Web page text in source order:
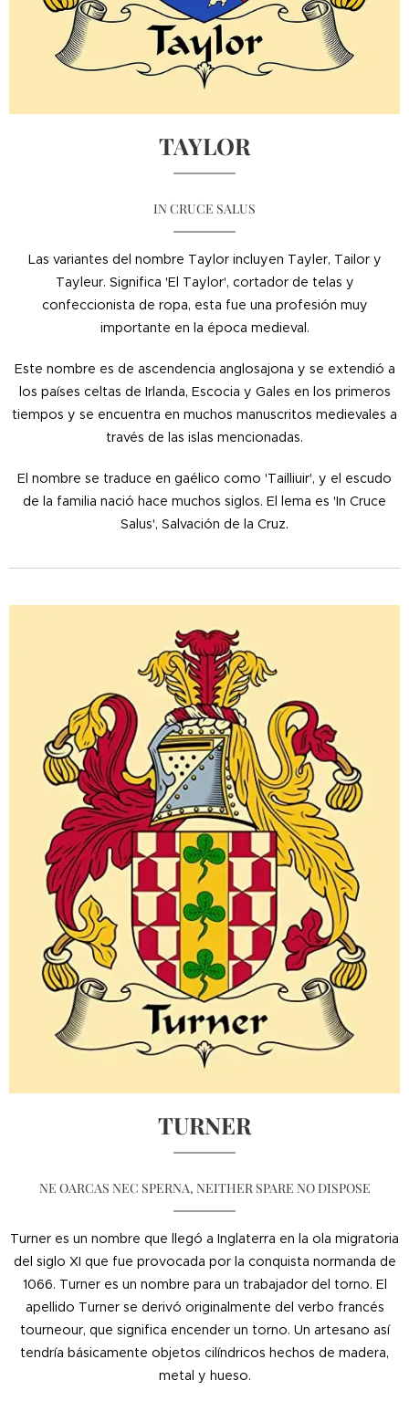
TAYLOR
IN CRUCE SALUS
Las variantes del nombre Taylor incluyen Tayler, Tailor y
Tayleur. Significa 'El Taylor', cortador de telas y
confeccionista de ropa, esta fue una profesión muy
importante en la época medieval.
Este nombre es de ascendencia anglosajona y se extendió a
los países celtas de Irlanda, Escocia y Gales en los primeros
tiempos y se encuentra en muchos manuscritos medievales a
través de las islas mencionadas.
El nombre se traduce en gaélico como 'Tailliuir', y el escudo
de la familia nació hace muchos siglos. El lema es 'In Cruce
Salus', Salvación de la Cruz.
TURNER
NE OARCAS NEC SPERNA, NEITHER SPARE NO DISPOSE
Turner es un nombre que llegó a Inglaterra en la ola migratoria
del siglo XI que fue provocada por la conquista normanda de
1066. Turner es un nombre para un trabajador del torno. El
apellido Turner se derivó originalmente del verbo francés
tourneour, que significa encender un torno. Un artesano así
tendría básicamente objetos cilíndricos hechos de madera,
metal y hueso.